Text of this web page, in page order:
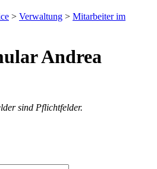
> Verwaltung > Mitarbeiter im
Andrea
sind Pflichtfelder.